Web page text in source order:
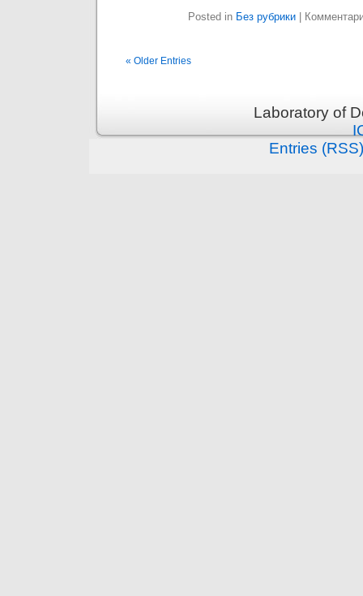
Posted in Без рубрики
« Older Entries
Laboratory of
Entries (RSS)